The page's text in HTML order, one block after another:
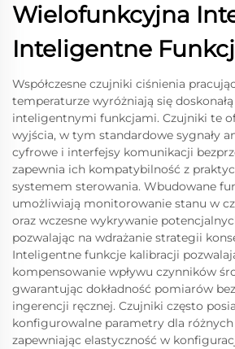
Wielofunkcyjna
Inteligentne
Współczesne czujniki ciśnienia
temperaturze wyróżniają się
inteligentnymi funkcjami. Czujniki te
wyjścia, w tym standardowe sygnały
cyfrowe i interfejsy komunikacji
zapewnia ich kompatybilność z
systemem sterowania. Wbudowane
umożliwiają monitorowanie stanu w
oraz wczesne wykrywanie
pozwalając na wdrażanie strategii
Inteligentne funkcje kalibracji
kompensowanie wpływu czynników
gwarantując dokładność pomiarów
ingerencji ręcznej. Czujniki często
konfigurowalne parametry dla różnych
zapewniając elastyczność w